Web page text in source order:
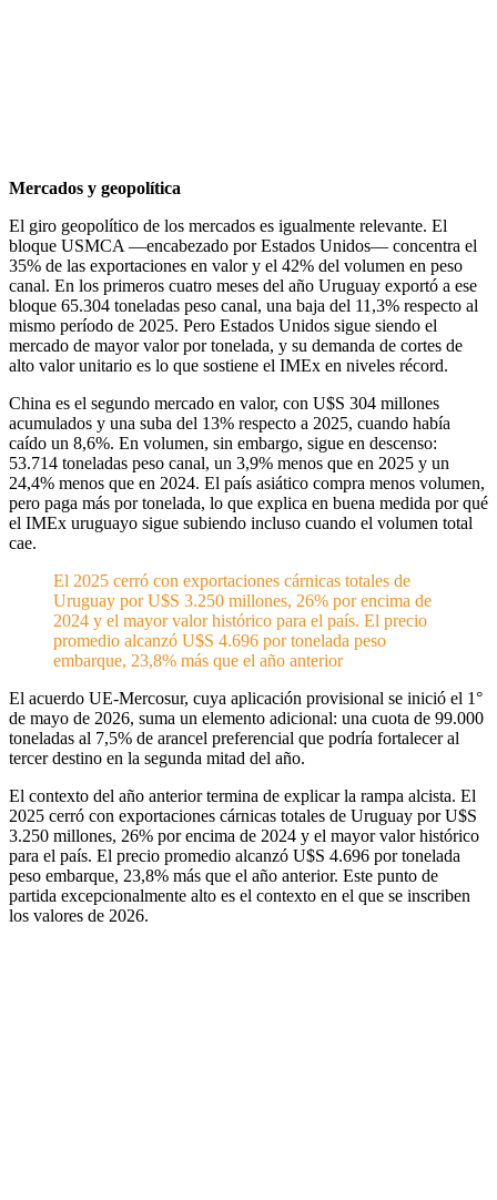
Mercados y geopolítica
El giro geopolítico de los mercados es igualmente relevante. El
bloque USMCA —encabezado por Estados Unidos— concentra el
35% de las exportaciones en valor y el 42% del volumen en peso
canal. En los primeros cuatro meses del año Uruguay exportó a ese
bloque 65.304 toneladas peso canal, una baja del 11,3% respecto al
mismo período de 2025. Pero Estados Unidos sigue siendo el
mercado de mayor valor por tonelada, y su demanda de cortes de
alto valor unitario es lo que sostiene el IMEx en niveles récord.
China es el segundo mercado en valor, con U$S 304 millones
acumulados y una suba del 13% respecto a 2025, cuando había
caído un 8,6%. En volumen, sin embargo, sigue en descenso:
53.714 toneladas peso canal, un 3,9% menos que en 2025 y un
24,4% menos que en 2024. El país asiático compra menos volumen,
pero paga más por tonelada, lo que explica en buena medida por qué
el IMEx uruguayo sigue subiendo incluso cuando el volumen total
cae.
El 2025 cerró con exportaciones cárnicas totales de
Uruguay por U$S 3.250 millones, 26% por encima de
2024 y el mayor valor histórico para el país. El precio
promedio alcanzó U$S 4.696 por tonelada peso
embarque, 23,8% más que el año anterior
El acuerdo UE-Mercosur, cuya aplicación provisional se inició el 1°
de mayo de 2026, suma un elemento adicional: una cuota de 99.000
toneladas al 7,5% de arancel preferencial que podría fortalecer al
tercer destino en la segunda mitad del año.
El contexto del año anterior termina de explicar la rampa alcista. El
2025 cerró con exportaciones cárnicas totales de Uruguay por U$S
3.250 millones, 26% por encima de 2024 y el mayor valor histórico
para el país. El precio promedio alcanzó U$S 4.696 por tonelada
peso embarque, 23,8% más que el año anterior. Este punto de
partida excepcionalmente alto es el contexto en el que se inscriben
los valores de 2026.